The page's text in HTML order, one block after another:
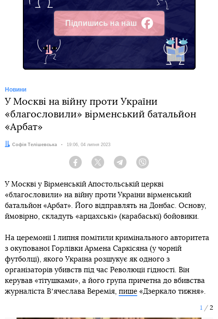
Підпишись на наш
Facebook
Новини
У Москві на війну проти України
«благословили» вірменський батальйон
«Арбат»
Автор:
Софія Телішевська Дата:
19:06, 04 липня 2023
Facebook Twitter Telegram
У Москві у Вірменській Апостольській церкві
«благословили» на війну проти України вірменський
батальйон «Арбат». Його відправлять на Донбас. Основу,
ймовірно, складуть «арцахські» (карабаські) бойовики.
На церемонії 1 липня помітили кримінального авторитета
з окупованої Горлівки Армена Саркісяна (у чорній
футболці), якого Україна розшукує як одного з
організаторів убивств під час Революції гідності. Він
керував «тітушками», а його група причетна до вбивства
журналіста Вʼячеслава Веремія, пише «Дзеркало тижня».
1 2